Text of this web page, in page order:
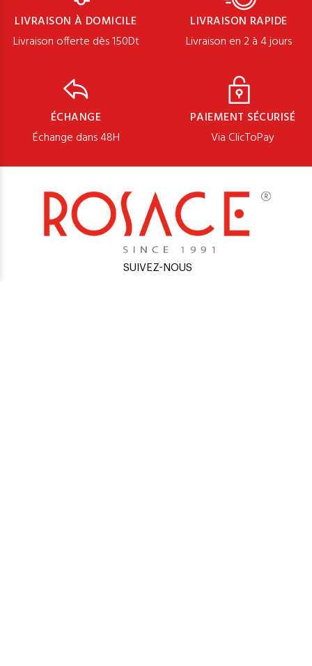
LIVRAISON À DOMICILE
Livraison offerte dès 150Dt
LIVRAISON RAPIDE
Livraison en 2 à 4 jours
ÉCHANGE
Échange dans 48H
PAIEMENT SÉCURISÉ
Via ClicToPay
SUIVEZ-NOUS